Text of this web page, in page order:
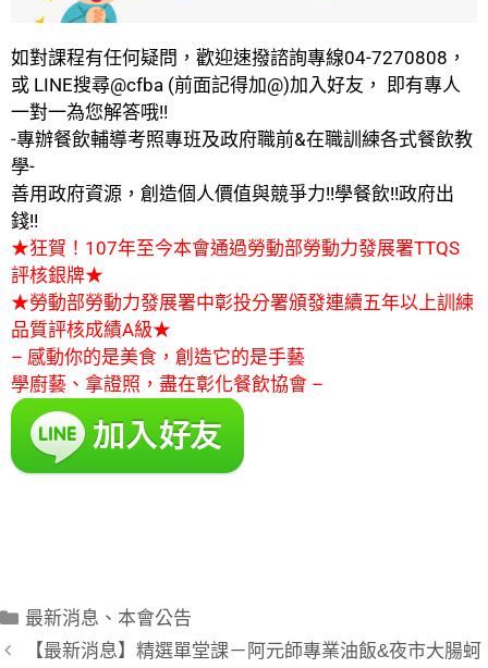
如對課程有任何疑問，歡迎速撥諮詢專線04-7270808，
或 LINE搜尋@cfba (前面記得加@)加入好友， 即有專人
一對一為您解答哦!!
-專辦餐飲輔導考照專班及政府職前&在職訓練各式餐飲教
學-
善用政府資源，創造個人價值與競爭力!!學餐飲!!政府出
錢!!
★狂賀！107年至今本會通過勞動部勞動力發展署TTQS
評核銀牌★
★勞動部勞動力發展署中彰投分署頒發連續五年以上訓練
品質評核成績A級★
– 感動你的是美食，創造它的是手藝
學廚藝、拿證照，盡在彰化餐飲協會 –
最新消息 、 本會公告
【最新消息】精選單堂課－阿元師專業油飯&夜市大腸蚵